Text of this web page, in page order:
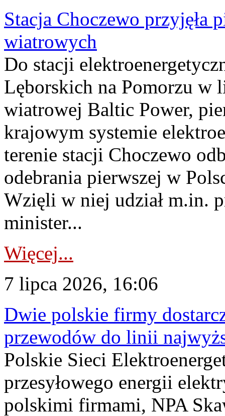
Stacja Choczewo przyjęła
wiatrowych
Do stacji
Lęborskich na Pomorzu w
wiatrowej Baltic Power,
krajowym systemie
terenie stacji Choczewo
odebrania pierwszej w
Wzięli w niej udział m.in.
minister...
Więcej...
7 lipca 2026, 16:06
Dwie polskie firmy
przewodów do linii
Polskie Sieci
przesyłowego energii
polskimi firmami, NPA